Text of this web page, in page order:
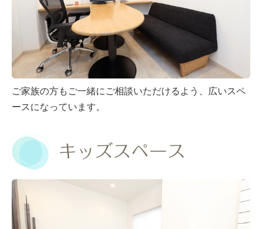
ご家族の方もご一緒にご相談いただけるよう、広いスペ
ースになっています。
キッズスペース